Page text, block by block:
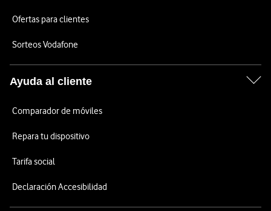
Ofertas para clientes
Sorteos Vodafone
Ayuda al cliente
Comparador de móviles
Repara tu dispositivo
Tarifa social
Declaración Accesibilidad